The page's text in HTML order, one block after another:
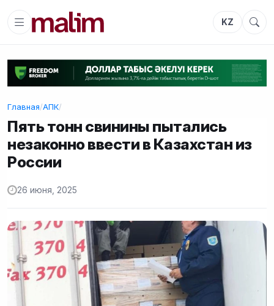
KZ
Главная/АПК/
Пять тонн свинины пытались
незаконно ввести в Казахстан из
России
26 июня, 2025